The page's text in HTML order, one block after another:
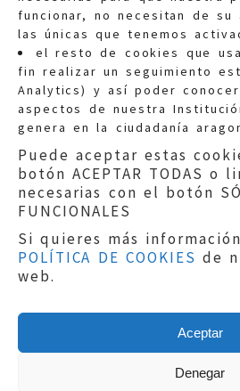
funcionar, no necesitan de su
las únicas que tenemos
el resto de cookies que
fin realizar un seguimiento
Analytics) y así poder
aspectos de nuestra
genera en la ciudadanía
Puede aceptar estas
botón ACEPTAR TODAS o
necesarias con el botón
FUNCIONALES
Si quieres más
POLÍTICA DE COOKIES de
web.
Aceptar
Denegar
Quejas:
Información
Teléfonos:900 210
Aviso legal|Política
Protección de Datos
Política de cookies
Copyright © 2019El
Sephor